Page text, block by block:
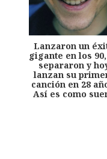
Lanzaron un
gigante en los
separaron y
lanzan su
canción en 28
Así es como